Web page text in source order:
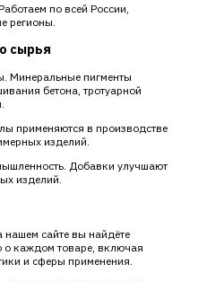
по всей России,
регионы.
сырья
Минеральные пигменты
бетона, тротуарной
применяются в производстве
изделий.
Добавки улучшают
изделий.
сайте вы найдёте
каждом товаре, включая
и сферы применения.